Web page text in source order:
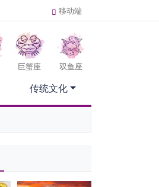
移动端
巨蟹座 双鱼座
传统文化